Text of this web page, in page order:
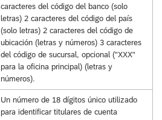
caracteres del código del banco (solo
letras) 2 caracteres del código del país
(solo letras) 2 caracteres del código de
ubicación (letras y números) 3 caracteres
del código de sucursal, opcional ("XXX"
para la oficina principal) (letras y
números).
Un número de 18 dígitos único utilizado
para identificar titulares de cuenta